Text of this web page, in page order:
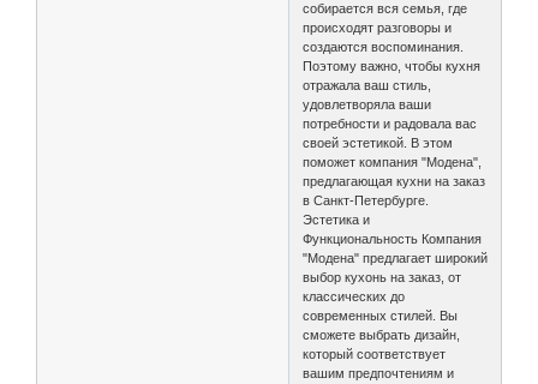
собирается вся семья, где
происходят разговоры и
создаются воспоминания.
Поэтому важно, чтобы кухня
отражала ваш стиль,
удовлетворяла ваши
потребности и радовала вас
своей эстетикой. В этом
поможет компания "Модена",
предлагающая кухни на заказ
в Санкт-Петербурге.
Эстетика и
Функциональность Компания
"Модена" предлагает широкий
выбор кухонь на заказ, от
классических до
современных стилей. Вы
сможете выбрать дизайн,
который соответствует
вашим предпочтениям и